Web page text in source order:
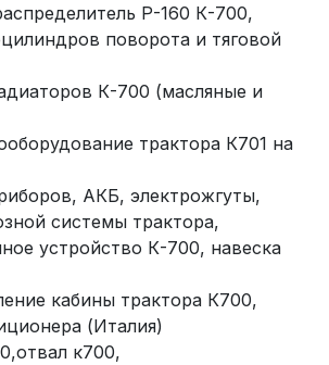
Р-160 К-700,
поворота и тяговой
К-700 (масляные и
трактора К701 на
АКБ, электрожгуты,
системы трактора,
устройство К-700, навеска
кабины трактора К700,
(Италия)
к700,